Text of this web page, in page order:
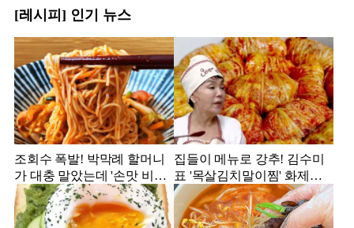
[레시피] 인기 뉴스
조회수 폭발! 박막례 할머니
가 대충 말았는데 '손맛 비빔
국수'
집들이 메뉴로 강추! 김수미
표 '목살김치말이찜' 화제의
레시피